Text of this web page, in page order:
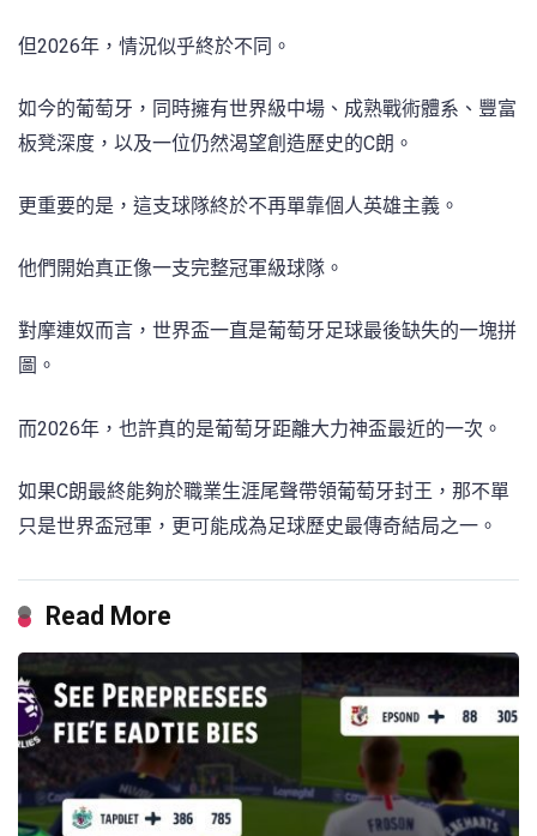
但2026年，情況似乎終於不同。
如今的葡萄牙，同時擁有世界級中場、成熟戰術體系、豐富
板凳深度，以及一位仍然渴望創造歷史的C朗。
更重要的是，這支球隊終於不再單靠個人英雄主義。
他們開始真正像一支完整冠軍級球隊。
對摩連奴而言，世界盃一直是葡萄牙足球最後缺失的一塊拼
圖。
而2026年，也許真的是葡萄牙距離大力神盃最近的一次。
如果C朗最終能夠於職業生涯尾聲帶領葡萄牙封王，那不單
只是世界盃冠軍，更可能成為足球歷史最傳奇結局之一。
Read More